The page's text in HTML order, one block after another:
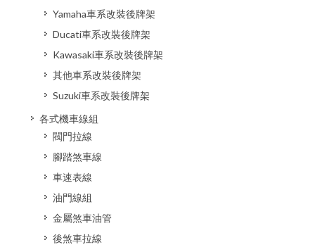
Yamaha車系改裝後牌架
Ducati車系改裝後牌架
Kawasaki車系改裝後牌架
其他車系改裝後牌架
Suzuki車系改裝後牌架
各式機車線組
閥門拉線
腳踏煞車線
車速表線
油門線組
金屬煞車油管
後煞車拉線